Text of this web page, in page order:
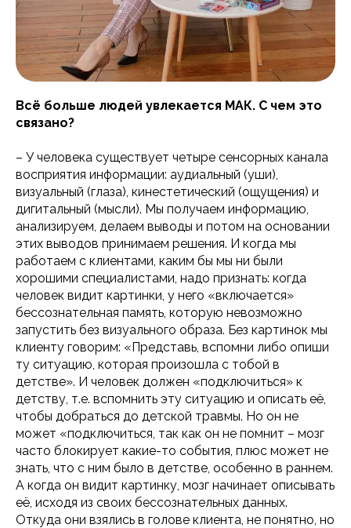
Всё больше людей увлекается МАК. С чем это
связано?
– У человека существует четыре сенсорных канала
восприятия информации: аудиальный (уши),
визуальный (глаза), кинестетический (ощущения) и
дигитальный (мысли). Мы получаем информацию,
анализируем, делаем выводы и потом на основании
этих выводов принимаем решения. И когда мы
работаем с клиентами, каким бы мы ни были
хорошими специалистами, надо признать: когда
человек видит картинки, у него «включается»
бессознательная память, которую невозможно
запустить без визуального образа. Без картинок мы
клиенту говорим: «Представь, вспомни либо опиши
ту ситуацию, которая произошла с тобой в
детстве». И человек должен «подключиться» к
детству, т.е. вспомнить эту ситуацию и описать её,
чтобы добраться до детской травмы. Но он не
может «подключиться, так как он не помнит – мозг
часто блокирует какие-то события, плюс может не
знать, что с ним было в детстве, особенно в раннем.
А когда он видит картинку, мозг начинает описывать
её, исходя из своих бессознательных данных.
Откуда они взялись в голове клиента, не понятно, но